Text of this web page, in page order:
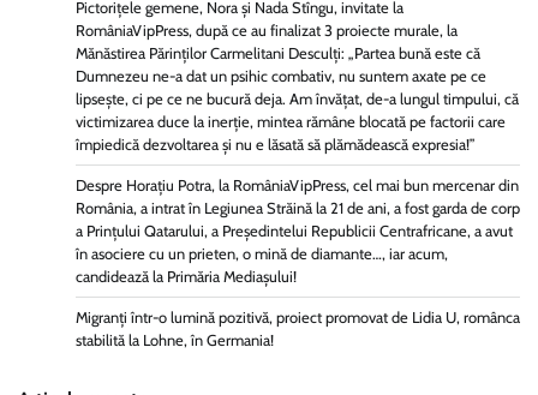
Pictorițele gemene, Nora și Nada Stîngu, invitate la
RomâniaVipPress, după ce au finalizat 3 proiecte murale, la
Mănăstirea Părinților Carmelitani Desculți: „Partea bună este că
Dumnezeu ne-a dat un psihic combativ, nu suntem axate pe ce
lipsește, ci pe ce ne bucură deja. Am învățat, de-a lungul timpului, că
victimizarea duce la inerție, mintea rămâne blocată pe factorii care
împiedică dezvoltarea și nu e lăsată să plămădească expresia!”
Despre Horațiu Potra, la RomâniaVipPress, cel mai bun mercenar din
România, a intrat în Legiunea Străină la 21 de ani, a fost garda de corp
a Prințului Qatarului, a Președintelui Republicii Centrafricane, a avut
în asociere cu un prieten, o mină de diamante…, iar acum,
candidează la Primăria Mediașului!
Migranți într-o lumină pozitivă, proiect promovat de Lidia U, românca
stabilită la Lohne, în Germania!